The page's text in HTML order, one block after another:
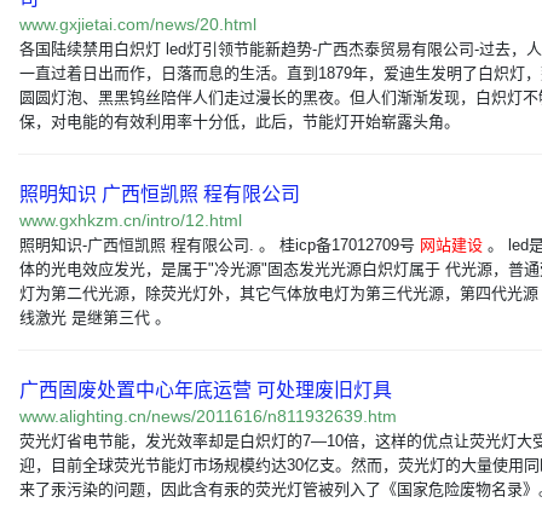
www.gxjietai.com/news/20.html
各国陆续禁用白炽灯 led灯引领节能新趋势-广西杰泰贸易有限公司-过去，
一直过着日出而作，日落而息的生活。直到1879年，爱迪生发明了白炽灯
圆圆灯泡、黑黑钨丝陪伴人们走过漫长的黑夜。但人们渐渐发现，白炽灯不
保，对电能的有效利用率十分低，此后，节能灯开始崭露头角。
照明知识 广西恒凯照 程有限公司
www.gxhkzm.cn/intro/12.html
照明知识-广西恒凯照 程有限公司. 。 桂icp备17012709号 网站建设 。 led
体的光电效应发光，是属于"冷光源"固态发光光源白炽灯属于 代光源，普
灯为第二代光源，除荧光灯外，其它气体放电灯为第三代光源，第四代光
线激光 是继第三代 。
广西固废处置中心年底运营 可处理废旧灯具
www.alighting.cn/news/2011616/n811932639.htm
荧光灯省电节能，发光效率却是白炽灯的7—10倍，这样的优点让荧光灯大
迎，目前全球荧光节能灯市场规模约达30亿支。然而，荧光灯的大量使用
来了汞污染的问题，因此含有汞的荧光灯管被列入了《国家危险废物名录》